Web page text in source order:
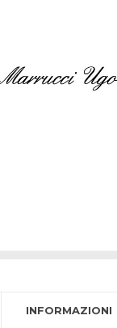
INFORMAZIONI